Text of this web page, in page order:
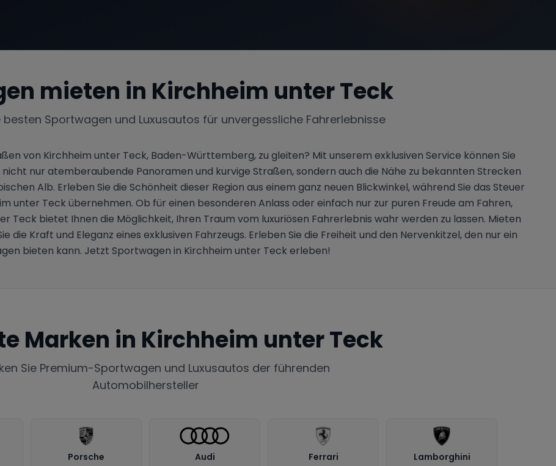
mieten in Kirchheim unter Teck
besten Sportwagen und Luxusautos für unvergessliche Fahrerlebnisse
von Kirchheim unter Teck, Baden-Württemberg, zu gleiten? Mit unserem exklusiven Service können Sie
nur atemberaubende Panoramen und kurvige Straßen, sondern auch die Nähe zu bekannten Strecken
Alb. Erleben Sie die Schönheit dieser Region aus einem ganz neuen Blickwinkel, während Sie das Steuer
unter Teck übernehmen. Ob für einen besonderen Anlass oder einfach nur zur puren Freude am Fahren,
Teck bietet Ihnen die Möglichkeit, Ihren Traum vom luxuriösen Fahrerlebnis wahr werden zu lassen. Mieten
die Kraft und Eleganz eines exklusiven Fahrzeugs. Erleben Sie die Freiheit und den Nervenkitzel, den nur ein
bieten kann. Jetzt Sportwagen in Kirchheim unter Teck erleben!
Marken in Kirchheim unter Teck
Sie Premium-Sportwagen und Luxusautos der führenden
Automobilhersteller
Porsche Audi Ferrari Lamborghini